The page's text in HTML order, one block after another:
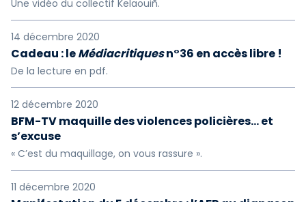
Une vidéo du collectif Kelaouiñ.
14 décembre 2020
Cadeau : leMédiacritiquesn°36 en accès libre !
De la lecture en pdf.
12 décembre 2020
BFM-TV maquille des violences policières... et
s’excuse
« C’est du maquillage, on vous rassure ».
11 décembre 2020